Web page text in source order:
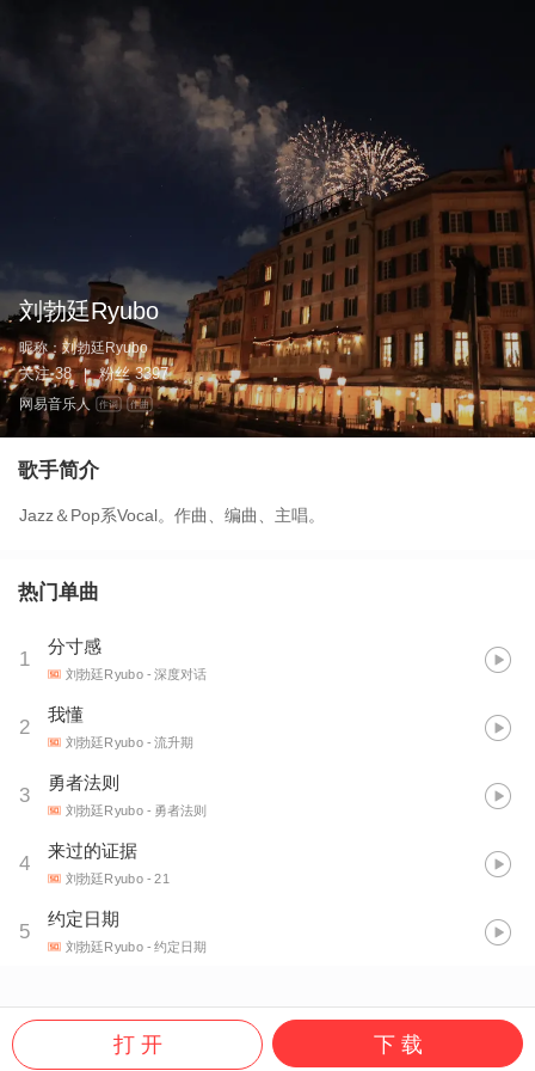
刘勃廷Ryubo
昵称： 刘勃廷Ryubo
关注 38 | 粉丝 3397
网易音乐人 作词 作曲
歌手简介
Jazz＆Pop系Vocal。作曲、编曲、主唱。
热门单曲
1
分寸感
刘勃廷Ryubo - 深度对话
2
我懂
刘勃廷Ryubo - 流升期
3
勇者法则
刘勃廷Ryubo - 勇者法则
4
来过的证据
刘勃廷Ryubo - 21
5
约定日期
刘勃廷Ryubo - 约定日期
打 开 下 载